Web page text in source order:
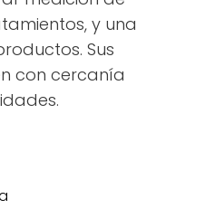
y una
Sus
con cercanía